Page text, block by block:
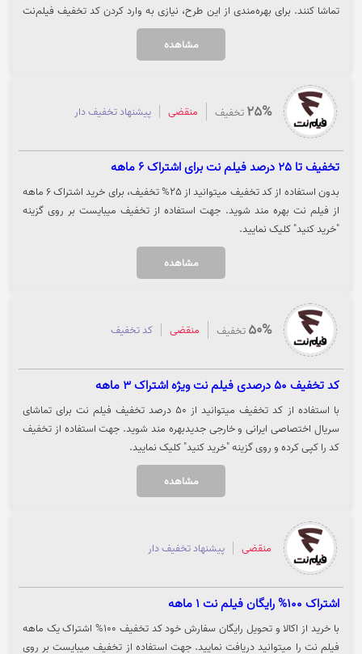
تماشا کنند. برای بهره‌مندی از این طرح، نیازی به وارد کردن کد تخفیف فیلم‌نت
نیست و فعال‌سازی به‌صورت خودکار انجام می‌شود. لازم به ذکر است که حجم
اینترنت مصرفی در این طرح به‌صورت تمام‌بها محاسبه می‌شود و شامل اینترنت
ویژه، روی گزینه «خرید کنید» کلیک نمایید.
مشاهده
25% تخفیف منقضی پیشنهاد تخفیف دار
تخفیف تا 25 درصد فیلم نت برای اشتراک 6 ماهه
بدون استفاده از کد تخفیف میتوانید از 25% تخفیف، برای خرید اشتراک 6 ماهه
از فیلم نت بهره مند شوید. جهت استفاده از تخفیف میبایست بر روی گزینه
"خرید کنید" کلیک نمایید.
مشاهده
50% تخفیف منقضی کد تخفیف
کد تخفیف 50 درصدی فیلم نت ویژه اشتراک 3 ماهه
با استفاده از کد تخفیف میتوانید از 50 درصد تخفیف فیلم نت برای تماشای
سریال اختصاصی ایرانی و خارجی جدیدبهره مند شوید. جهت استفاده از تخفیف
کد را کپی کرده و روی گزینه "خرید کنید" کلیک نمایید.
مشاهده
منقضی پیشنهاد تخفیف دار
اشتراک 100% رایگان فیلم نت 1 ماهه
با خرید از اکالا و تحویل رایگان سفارش خود کد تخفیف 100% اشتراک یک ماهه
فیلم نت را میتوانید دریافت نمایید. جهت استفاده از تخفیف میبایست بر روی